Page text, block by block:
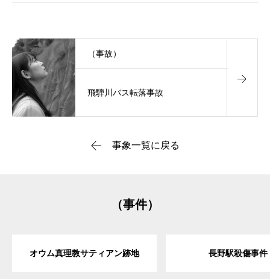
飛騨川バス転落事故
（事故）
事象一覧に戻る
（事件）
オウム真理教サティアン跡地 長野駅殺傷事件